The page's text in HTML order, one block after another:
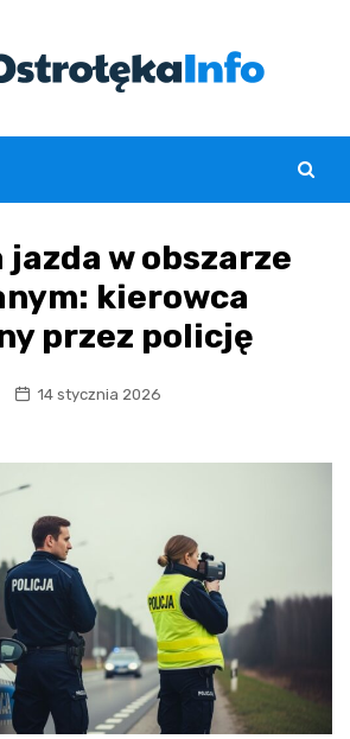
jazda w obszarze
kierowca
przez policję
14 stycznia 2026